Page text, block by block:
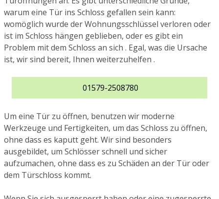
warum eine Tür ins Schloss gefallen sein kann:
womöglich wurde der Wohnungsschlüssel verloren oder
ist im Schloss hängen geblieben, oder es gibt ein
Problem mit dem Schloss an sich . Egal, was die Ursache
ist, wir sind bereit, Ihnen weiterzuhelfen .
01579-2508780
Um eine Tür zu öffnen, benutzen wir moderne
Werkzeuge und Fertigkeiten, um das Schloss zu öffnen,
ohne dass es kaputt geht. Wir sind besonders
ausgebildet, um Schlösser schnell und sicher
aufzumachen, ohne dass es zu Schäden an der Tür oder
dem Türschloss kommt.